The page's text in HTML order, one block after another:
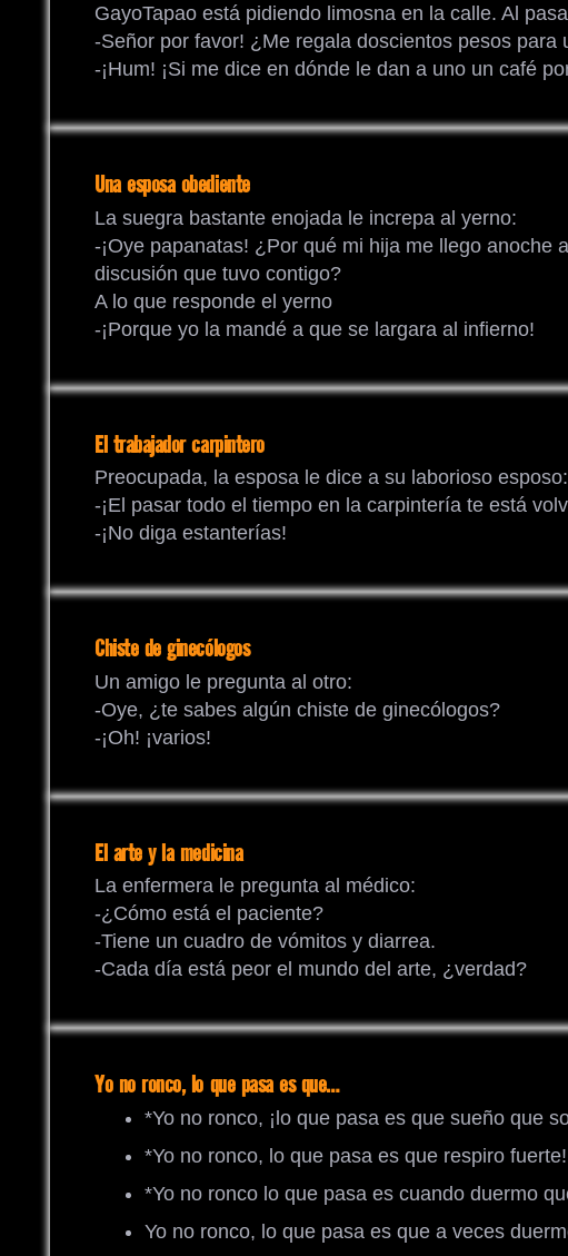
GayoTapao está pidiendo limosna en la calle. Al
-Señor por favor! ¿Me regala doscientos pesos para
-¡Hum! ¡Si me dice en dónde le dan a uno un café
Una esposa obediente
La suegra bastante enojada le increpa al yerno:
-¡Oye papanatas! ¿Por qué mi hija me llego anoche
discusión que tuvo contigo?
A lo que responde el yerno
-¡Porque yo la mandé a que se largara al infierno!
El trabajador carpintero
Preocupada, la esposa le dice a su laborioso esposo:
-¡El pasar todo el tiempo en la carpintería te está
-¡No diga estanterías!
Chiste de ginecólogos
Un amigo le pregunta al otro:
-Oye, ¿te sabes algún chiste de ginecólogos?
-¡Oh! ¡varios!
El arte y la medicina
La enfermera le pregunta al médico:
-¿Cómo está el paciente?
-Tiene un cuadro de vómitos y diarrea.
-Cada día está peor el mundo del arte, ¿verdad?
Yo no ronco, lo que pasa es que…
*Yo no ronco, ¡lo que pasa es que sueño que
*Yo no ronco, lo que pasa es que respiro fuerte!
*Yo no ronco lo que pasa es cuando duermo
Yo no ronco, lo que pasa es que a veces